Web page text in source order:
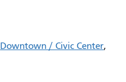
Downtown / Civic Center